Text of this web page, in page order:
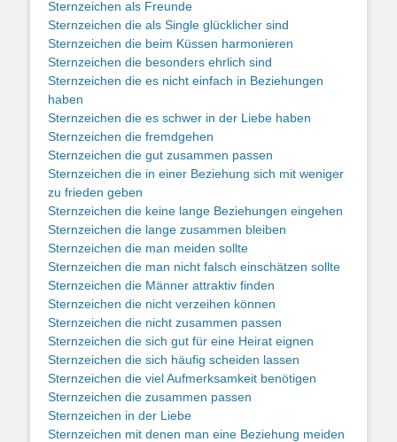
Sternzeichen als Freunde
Sternzeichen die als Single glücklicher sind
Sternzeichen die beim Küssen harmonieren
Sternzeichen die besonders ehrlich sind
Sternzeichen die es nicht einfach in Beziehungen
haben
Sternzeichen die es schwer in der Liebe haben
Sternzeichen die fremdgehen
Sternzeichen die gut zusammen passen
Sternzeichen die in einer Beziehung sich mit weniger
zu frieden geben
Sternzeichen die keine lange Beziehungen eingehen
Sternzeichen die lange zusammen bleiben
Sternzeichen die man meiden sollte
Sternzeichen die man nicht falsch einschätzen sollte
Sternzeichen die Männer attraktiv finden
Sternzeichen die nicht verzeihen können
Sternzeichen die nicht zusammen passen
Sternzeichen die sich gut für eine Heirat eignen
Sternzeichen die sich häufig scheiden lassen
Sternzeichen die viel Aufmerksamkeit benötigen
Sternzeichen die zusammen passen
Sternzeichen in der Liebe
Sternzeichen mit denen man eine Beziehung meiden